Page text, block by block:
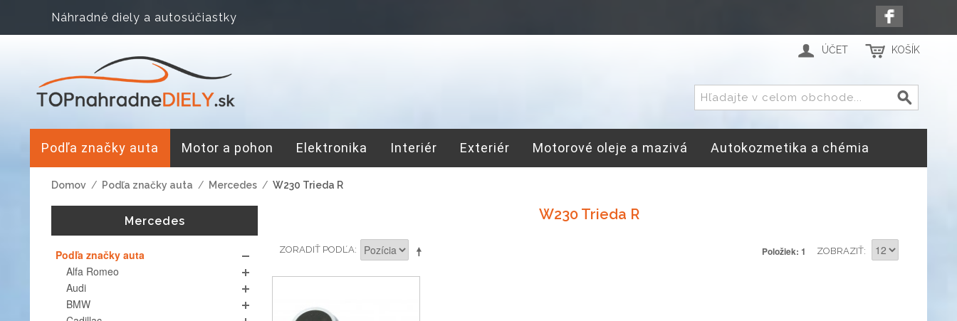
Náhradné diely a autosúčiastky
ÚČET KOŠÍK
Podľa značky auta Motor a pohon Elektronika Interiér Exteriér Motorové oleje a mazivá Autokozmetika a chémia
Domov / Podľa značky auta / Mercedes / W230 Trieda R
W230 Trieda R
ZORADIŤ PODĽA Položiek: 1 ZOBRAZIŤ
Mercedes
Podľa značky auta
Alfa Romeo
Audi
BMW